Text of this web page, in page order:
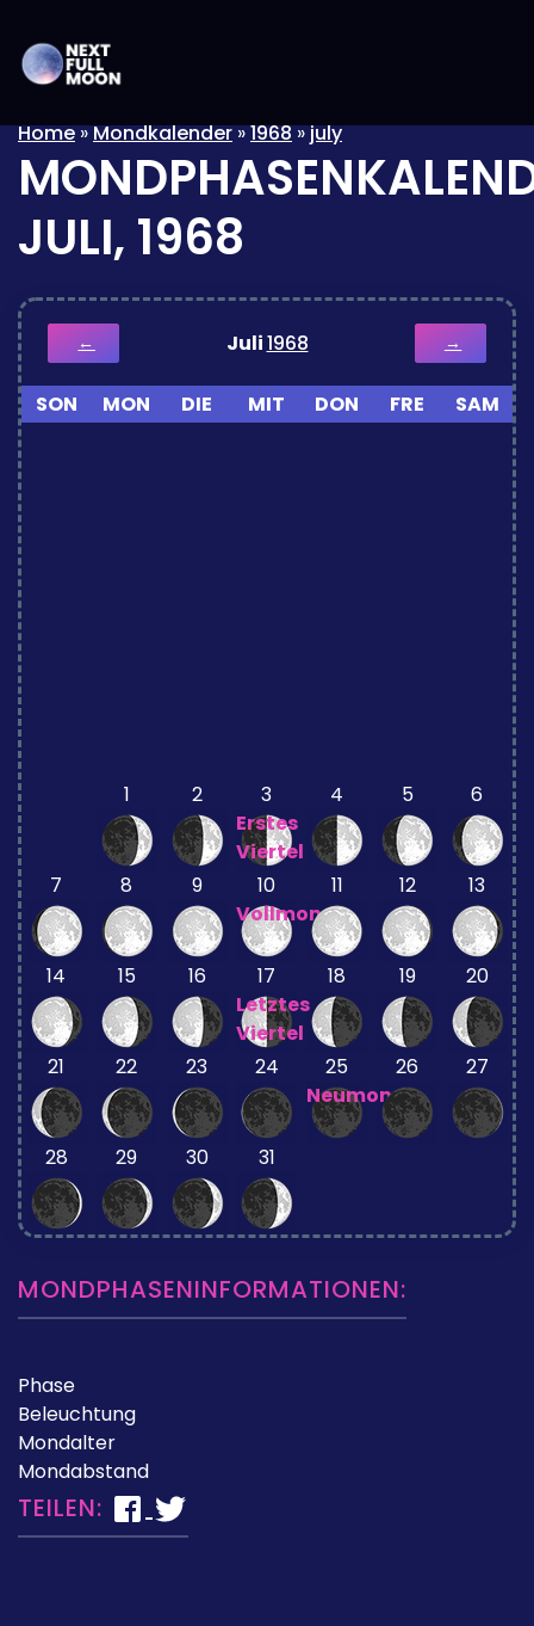
Home»Mondkalender»1968»july
JULI, 1968
← Juli1968 →
SON MON DIE MIT DON FRE SAM
1 2
3
Erstes
Viertel
4 5 6
7 8 9
10
Vollmond
11 12 13
14 15 16
17
Letztes
Viertel
18 19 20
21 22 23 24
25
Neumond
26 27
28 29 30 31
MONDPHASENINFORMATIONEN:
Phase
Beleuchtung
Mondalter
Mondabstand
TEILEN: